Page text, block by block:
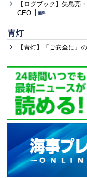
【ログブック】矢島亮
CEO
無料
青灯
【青灯】「ご安全に」